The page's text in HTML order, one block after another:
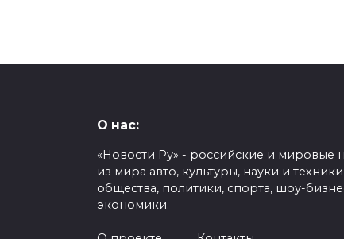
О нас:
«Новости Ру» - российские и мировые
из мира авто, культуры, науки и
общества, политики, спорта, шоу-
экономики.